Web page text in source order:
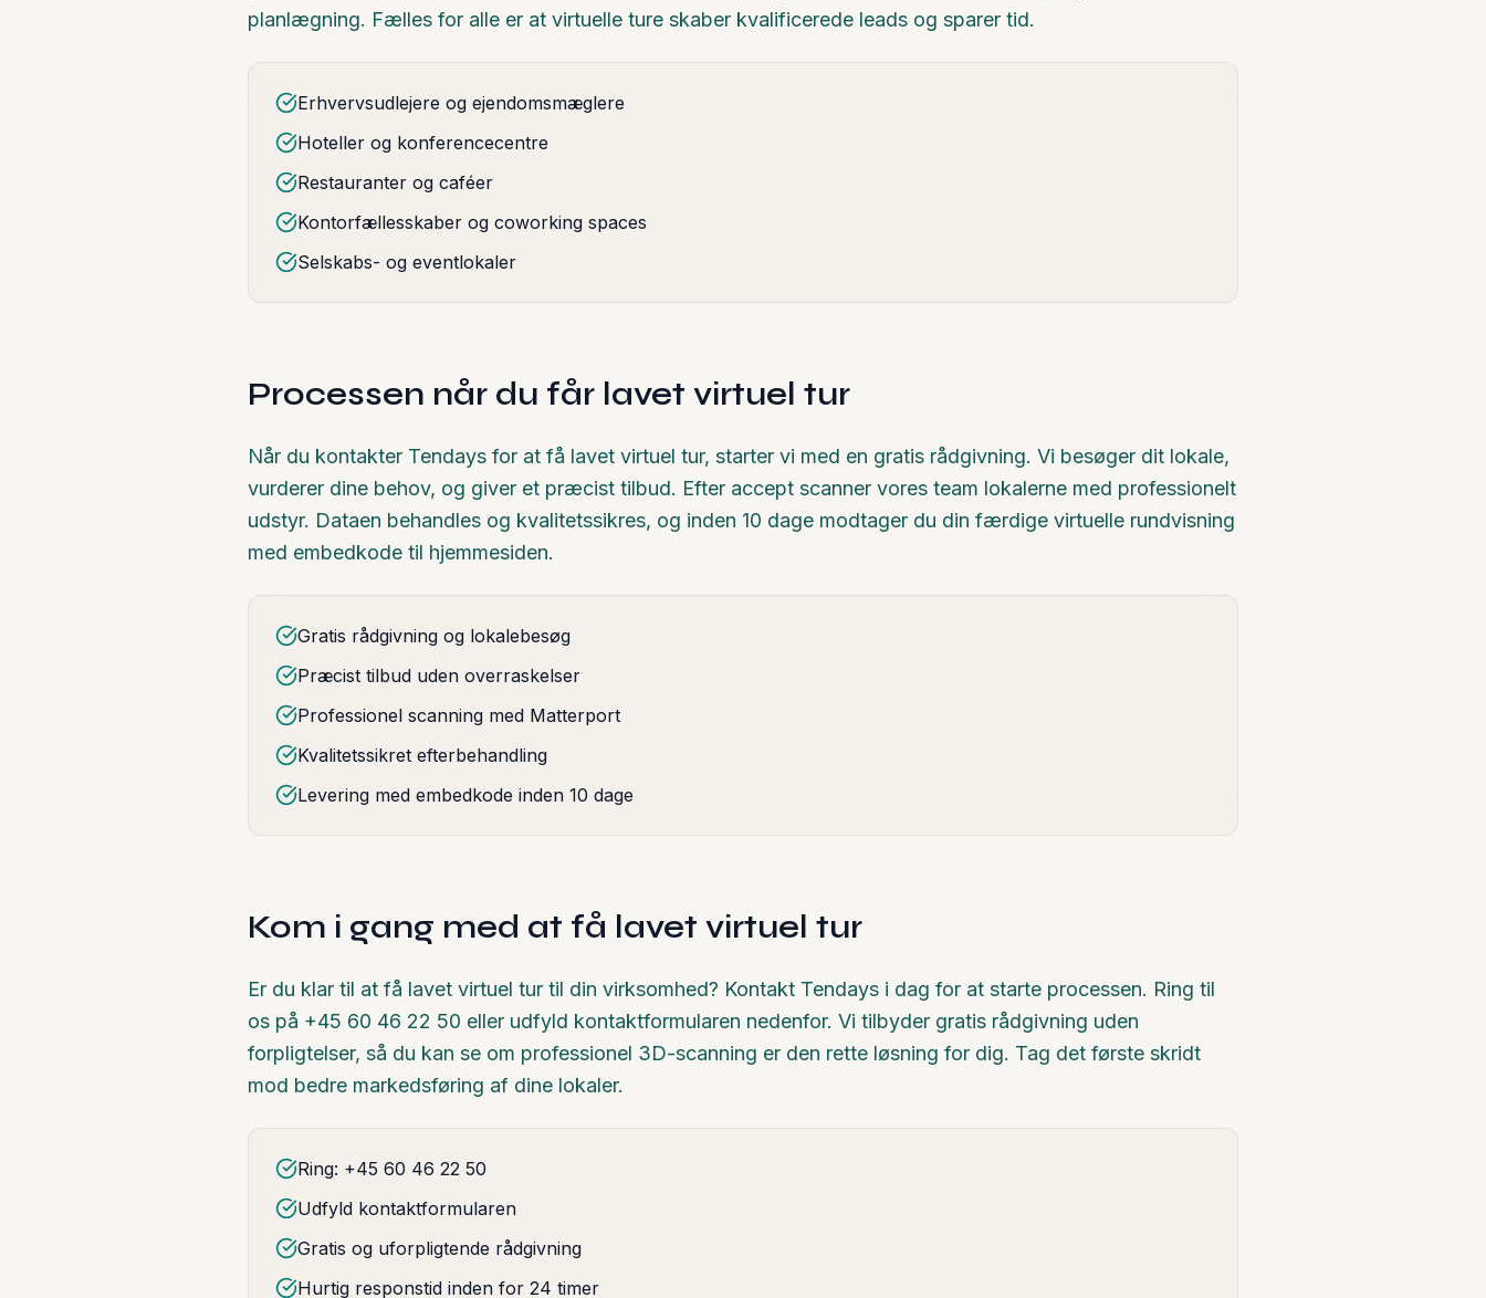
planlægning. Fælles for alle er at virtuelle ture skaber kvalificerede leads og sparer tid.
Erhvervsudlejere og ejendomsmæglere
Hoteller og konferencecentre
Restauranter og caféer
Kontorfællesskaber og coworking spaces
Selskabs- og eventlokaler
Processen når du får lavet virtuel tur
Når du kontakter Tendays for at få lavet virtuel tur, starter vi med en gratis rådgivning. Vi besøger dit lokale,
vurderer dine behov, og giver et præcist tilbud. Efter accept scanner vores team lokalerne med professionelt
udstyr. Dataen behandles og kvalitetssikres, og inden 10 dage modtager du din færdige virtuelle rundvisning
med embedkode til hjemmesiden.
Gratis rådgivning og lokalebesøg
Præcist tilbud uden overraskelser
Professionel scanning med Matterport
Kvalitetssikret efterbehandling
Levering med embedkode inden 10 dage
Kom i gang med at få lavet virtuel tur
Er du klar til at få lavet virtuel tur til din virksomhed? Kontakt Tendays i dag for at starte processen. Ring til
os på +45 60 46 22 50 eller udfyld kontaktformularen nedenfor. Vi tilbyder gratis rådgivning uden
forpligtelser, så du kan se om professionel 3D-scanning er den rette løsning for dig. Tag det første skridt
mod bedre markedsføring af dine lokaler.
Ring: +45 60 46 22 50
Udfyld kontaktformularen
Gratis og uforpligtende rådgivning
Hurtig responstid inden for 24 timer